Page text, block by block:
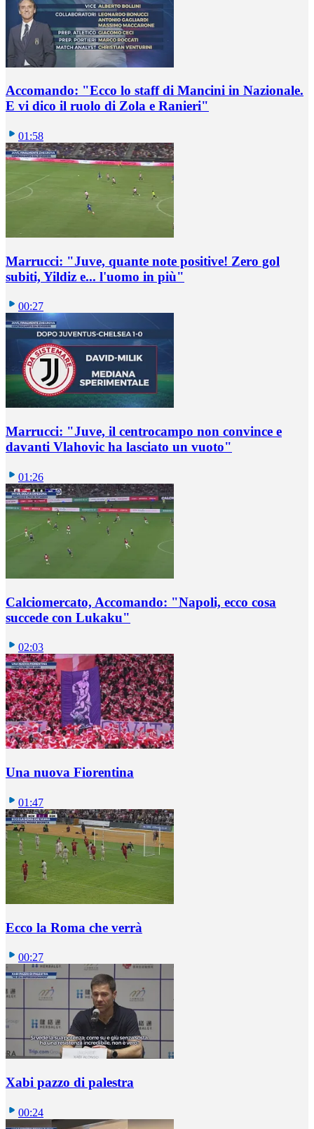
Accomando: "Ecco lo staff di Mancini in Nazionale.
E vi dico il ruolo di Zola e Ranieri"
01:58
Marrucci: "Juve, quante note positive! Zero gol
subiti, Yildiz e... l'uomo in più"
00:27
Marrucci: "Juve, il centrocampo non convince e
davanti Vlahovic ha lasciato un vuoto"
01:26
Calciomercato, Accomando: "Napoli, ecco cosa
succede con Lukaku"
02:03
Una nuova Fiorentina
01:47
Ecco la Roma che verrà
00:27
Xabi pazzo di palestra
00:24